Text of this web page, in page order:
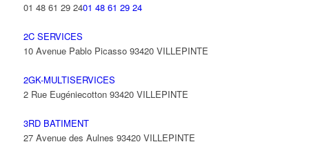
01 48 61 29 2401 48 61 29 24
2C SERVICES
10 Avenue Pablo Picasso 93420 VILLEPINTE
2GK-MULTISERVICES
2 Rue Eugéniecotton 93420 VILLEPINTE
3RD BATIMENT
27 Avenue des Aulnes 93420 VILLEPINTE